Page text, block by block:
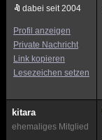
dabei seit 2004
Profil anzeigen
Private Nachricht
Link kopieren
Lesezeichen setzen
kitara
ehemaliges Mitglied